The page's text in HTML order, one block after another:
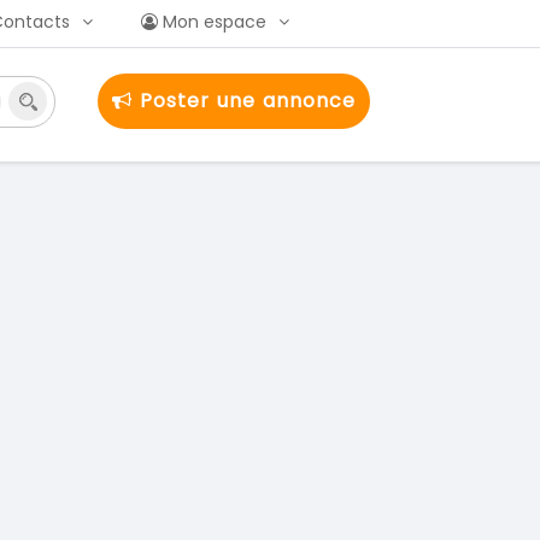
Mon espace
Poster une annonce